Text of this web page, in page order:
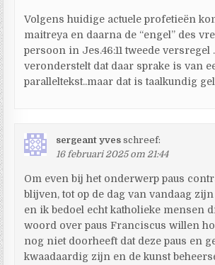
Volgens huidige actuele profetieën
maitreya en daarna de “engel” des
persoon in Jes.46:11 tweede versregel
veronderstelt dat daar sprake is van
paralleltekst..maar dat is taalkundig
sergeant yves schreef:
16 februari 2025 om 21:44
Om even bij het onderwerp paus
blijven, tot op de dag van vandaag
en ik bedoel echt katholieke mensen
woord over paus Franciscus willen
nog niet doorheeft dat deze paus en
kwaadaardig zijn en de kunst